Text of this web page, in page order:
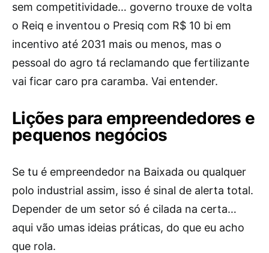
sem competitividade… governo trouxe de volta
o Reiq e inventou o Presiq com R$ 10 bi em
incentivo até 2031 mais ou menos, mas o
pessoal do agro tá reclamando que fertilizante
vai ficar caro pra caramba. Vai entender.
Lições para empreendedores e
pequenos negócios
Se tu é empreendedor na Baixada ou qualquer
polo industrial assim, isso é sinal de alerta total.
Depender de um setor só é cilada na certa…
aqui vão umas ideias práticas, do que eu acho
que rola.